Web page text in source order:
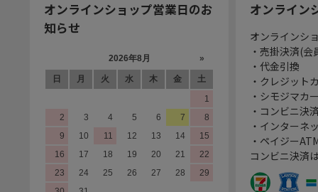
オンラインショップ営業日のお
知らせ
オンライン
オンラインシ
・売掛決済(
・代金引換
・クレジット
・シモジマカ
・コンビニ決
・インターネ
・ペイジー
コンビニ決済